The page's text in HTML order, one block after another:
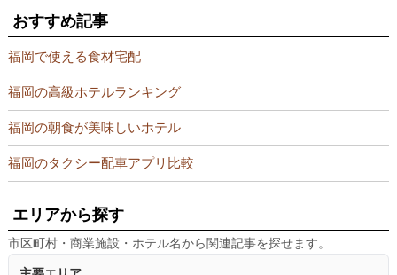
おすすめ記事
福岡で使える食材宅配
福岡の高級ホテルランキング
福岡の朝食が美味しいホテル
福岡のタクシー配車アプリ比較
エリアから探す
市区町村・商業施設・ホテル名から関連記事を探せます。